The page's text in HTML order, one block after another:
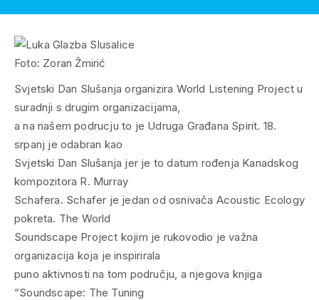
Foto: Zoran Žmirić
Svjetski Dan Slušanja organizira World Listening Project u
suradnji s drugim organizacijama,
a na našem podrucju to je Udruga Građana Spirit. 18.
srpanj je odabran kao
Svjetski Dan Slušanja jer je to datum rođenja Kanadskog
kompozitora R. Murray
Schafera. Schafer je jedan od osnivača Acoustic Ecology
pokreta. The World
Soundscape Project kojim je rukovodio je važna
organizacija koja je inspirirala
puno aktivnosti na tom području, a njegova knjiga
“Soundscape: The Tuning